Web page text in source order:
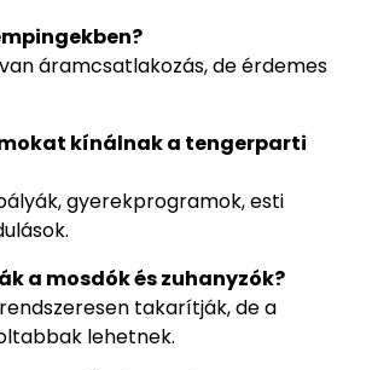
áramcsatlakozás, de érdemes
kínálnak a tengerparti
gyerekprogramok, esti
a mosdók és zuhanyzók?
takarítják, de a
lehetnek.